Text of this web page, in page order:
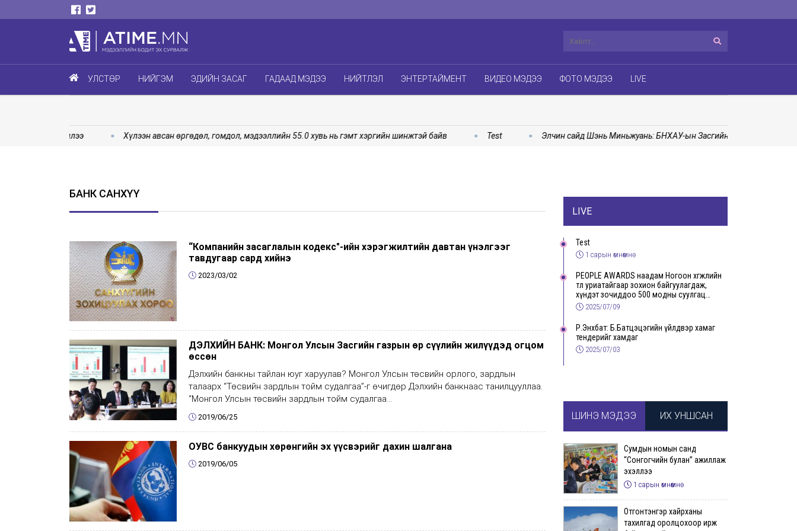
УЛСТӨР НИЙГЭМ ЭДИЙН ЗАСАГ ГАДААД МЭДЭЭ НИЙТЛЭЛ ЭНТЕРТАЙМЕНТ ВИДЕО МЭДЭЭ ФОТО МЭДЭЭ LIVE
ажиллаж эхэллээ Хүлээн авсан өргөдөл, гомдол, мэдээллийн 55.0 хувь нь гэмт хэргийн шинжтэй байв Test Элчин сайд Шэнь Миньжуань: БНХАУ-ын Засгийн газраас Монгол
БАНК САНХҮҮ
“Компанийн засаглалын кодекс"-ийн хэрэгжилтийн давтан үнэлгээг
тавдугаар сард хийнэ
2023/03/02
ДЭЛХИЙН БАНК: Монгол Улсын Засгийн газрын өр сүүлийн жилүүдэд огцом
өссөн
Дэлхийн банкны тайлан юуг харуулав? Монгол Улсын төсвийн орлого, зардлын
талаарх “Төсвийн зардлын тойм судалгаа”-г өчигдөр Дэлхийн банкнаас танилцууллаа.
“Монгол Улсын төсвийн зардлын тойм судалгаа...
2019/06/25
ОУВС банкуудын хөрөнгийн эх үүсвэрийг дахин шалгана
2019/06/05
LIVE
Test
1 сарын өмнөөмнө
PEOPLE AWARDS наадам Ногоон хөгжлийн
төлөө уриатайгаар зохион байгуулагдаж,
хүндэт зочиддоо 500 модны суулгац
бэлэглэлээ
2025/07/09
Р.Энхбат: Б.Батцэцэгийн үйлдвэр хамаг
тендерийг хамдаг
2025/07/03
ШИНЭ МЭДЭЭ ИХ УНШСАН
Сумдын номын санд
“Сонгогчийн булан” ажиллаж
эхэллээ
1 сарын өмнөөмнө
Отгонтэнгэр хайрханы
тахилгад оролцохоор ирж